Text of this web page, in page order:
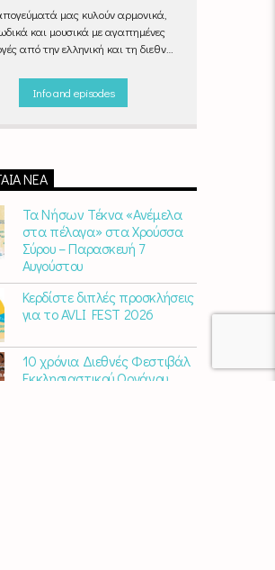
μας κυλούν αρμονικά,
και μουσικά με αγαπημένες
από την ελληνική και τη διεθνή
στη βόλτα ή στον απογευματινό
στην πιο αναπαυτική γωνιά του
& Σαββατοκύριακα 17:00 –
Info and episodes
ΝΈΑ
Τα Νήσων Τέκνα «Ανέμελα
στα πέλαγα» στα Χρούσσα
Σύρου – Παρασκευή 7
Αυγούστου
Κερδίστε διπλές προσκλήσεις
για το AVLI FEST 2026
10 χρόνια Διεθνές Φεστιβάλ
Εκκλησιαστικού Οργάνου